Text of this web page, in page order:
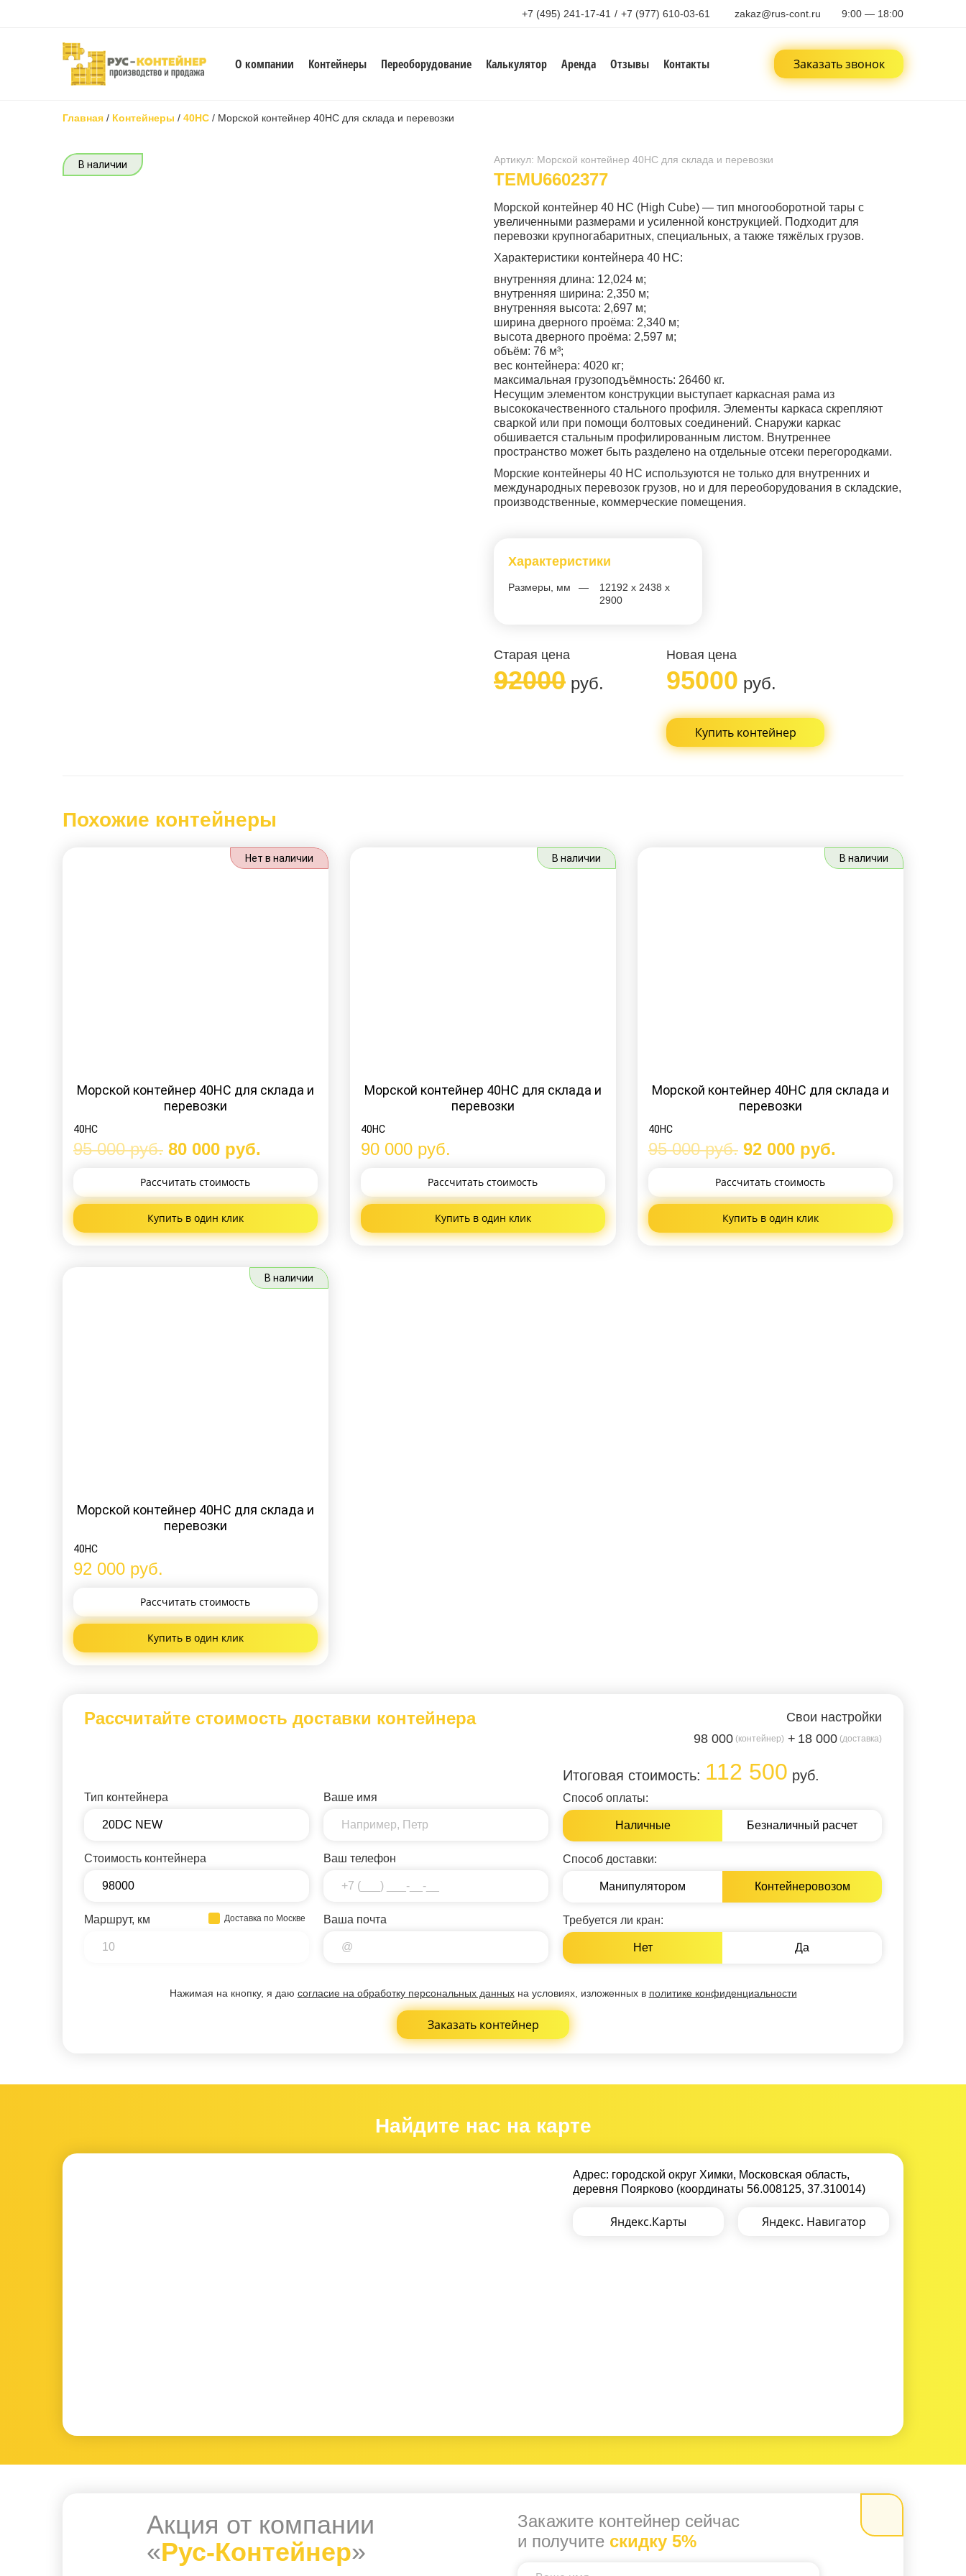
+7 (495) 241-17-41 / +7 (977) 610-03-61 zakaz@rus-cont.ru 9:00 — 18:00
О компании Контейнеры Переоборудование Калькулятор Аренда Отзывы Контакты Заказать звонок
Главная / Контейнеры / 40HC / Морской контейнер 40HC для склада и перевозки
Артикул: Морской контейнер 40HC для склада и перевозки
TEMU6602377
В наличии
Морской контейнер 40 HC (High Cube) — тип многооборотной тары с
увеличенными размерами и усиленной конструкцией. Подходит для
перевозки крупногабаритных, специальных, а также тяжёлых грузов.
Характеристики контейнера 40 HC:
внутренняя длина: 12,024 м;
внутренняя ширина: 2,350 м;
внутренняя высота: 2,697 м;
ширина дверного проёма: 2,340 м;
высота дверного проёма: 2,597 м;
объём: 76 м³;
вес контейнера: 4020 кг;
максимальная грузоподъёмность: 26460 кг.
Несущим элементом конструкции выступает каркасная рама из
высококачественного стального профиля. Элементы каркаса скрепляют
сваркой или при помощи болтовых соединений. Снаружи каркас
обшивается стальным профилированным листом. Внутреннее
пространство может быть разделено на отдельные отсеки перегородками.
Морские контейнеры 40 HC используются не только для внутренних и
международных перевозок грузов, но и для переоборудования в складские,
производственные, коммерческие помещения.
Характеристики
Размеры, мм
12192 x 2438 x
2900
Старая цена
92000 руб.
Новая цена
95000 руб.
Купить контейнер
Похожие контейнеры
Нет в наличии
Морской контейнер 40HC для склада и
перевозки
40HC
95 000руб. 80 000 руб.
Рассчитатьстоимость
Купить в один клик
В наличии
Морской контейнер 40HC для склада и
перевозки
40HC
90 000 руб.
Рассчитатьстоимость
Купить в один клик
В наличии
Морской контейнер 40HC для склада и
перевозки
40HC
95 000руб. 92 000 руб.
Рассчитатьстоимость
Купить в один клик
В наличии
Морской контейнер 40HC для склада и
перевозки
40HC
92 000 руб.
Рассчитатьстоимость
Купить в один клик
Рассчитайте стоимость доставки контейнера
Свои настройки
98 000
18 000
Тип контейнера
Стоимость контейнера
Маршрут, км Доставка по Москве
Ваше имя
Ваш телефон
Ваша почта
Итоговая стоимость: 112 500 руб.
Способ оплаты:
Наличные Безналичный расчет
Способ доставки:
Манипулятором Контейнеровозом
Требуется ли кран:
Нет Да
Нажимая на кнопку, я даю согласие на обработку персональных данныхна условиях, изложенных в политике конфиденциальности
Заказать контейнер
Найдите нас на карте
Адрес: городской округ Химки, Московская область,
деревня Поярково (координаты 56.008125, 37.310014)
Яндекс.Карты Яндекс. Навигатор
Акция от компании
«Рус-Контейнер»
Закажите контейнер сейчас
и получите скидку 5%